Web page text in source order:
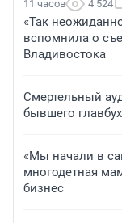
11 часов 4 524
«Так
вспомнила о
Владивостока
Смертельный
бывшего
«Мы начали в
многодетная
бизнес